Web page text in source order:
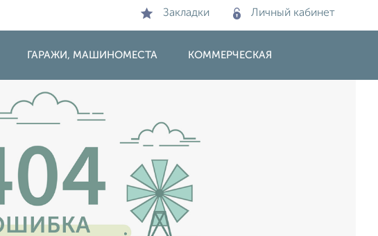
Закладки Личный кабинет
ГАРАЖИ, МАШИНОМЕСТА КОММЕРЧЕСКАЯ